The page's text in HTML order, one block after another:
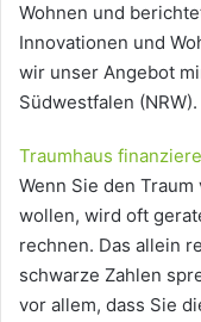
Wohnen und
Innovationen und
wir unser Angebot
Südwestfalen (NRW).
Traumhaus
Wenn Sie den
wollen, wird oft
rechnen. Das allein
schwarze Zahlen
vor allem, dass Sie